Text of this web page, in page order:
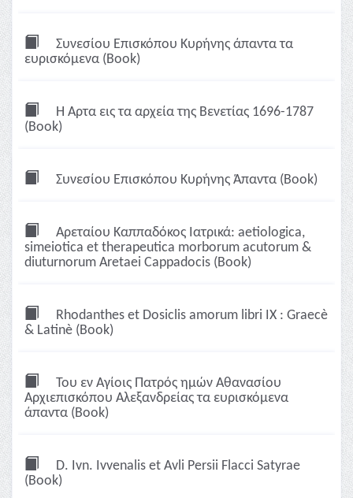
Συνεσίου Επισκόπου Κυρήνης άπαντα τα
ευρισκόμενα (Book)
Η Άρτα εις τα αρχεία της Βενετίας 1696-1787
(Book)
Συνεσίου Επισκόπου Κυρήνης Άπαντα (Book)
Αρεταίου Καππαδόκος Ιατρικά: aetiologica,
simeiotica et therapeutica morborum acutorum &
diuturnorum Aretaei Cappadocis (Book)
Rhodanthes et Dosiclis amorum libri IX : Graecè
& Latinè (Book)
Του εν Αγίοις Πατρός ημών Αθανασίου
Αρχιεπισκόπου Αλεξανδρείας τα ευρισκόμενα
άπαντα (Book)
D. Ivn. Ivvenalis et Avli Persii Flacci Satyrae
(Book)